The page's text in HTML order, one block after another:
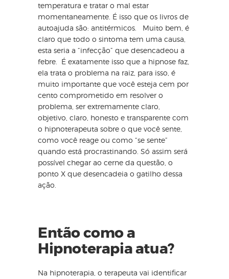
temperatura e tratar o mal estar
momentaneamente. É isso que os livros de
autoajuda são: antitérmicos. Muito bem, é
claro que todo o sintoma tem uma causa,
esta seria a “infecção” que desencadeou a
febre. É exatamente isso que a hipnose faz,
ela trata o problema na raiz, para isso, é
muito importante que você esteja cem por
cento comprometido em resolver o
problema, ser extremamente claro,
objetivo, claro, honesto e transparente com
o hipnoterapeuta sobre o que você sente,
como você reage ou como “se sente”
quando está procrastinando. Só assim será
possível chegar ao cerne da questão, o
ponto X que desencadeia o gatilho dessa
ação.
Então como a
Hipnoterapia atua?
Na hipnoterapia, o terapeuta vai identificar